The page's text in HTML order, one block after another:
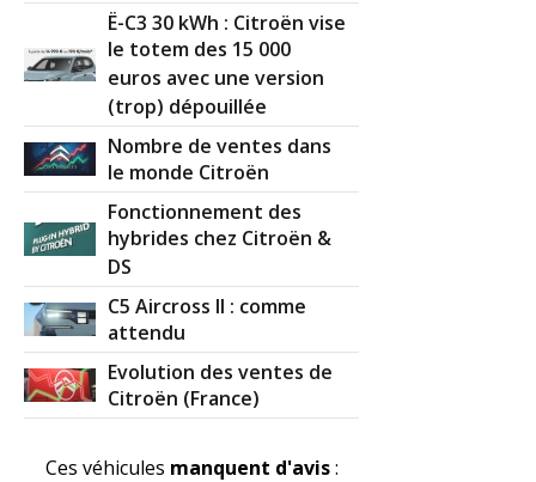
Ë-C3 30 kWh : Citroën vise
le totem des 15 000
euros avec une version
(trop) dépouillée
Nombre de ventes dans
le monde Citroën
Fonctionnement des
hybrides chez Citroën &
DS
C5 Aircross II : comme
attendu
Evolution des ventes de
Citroën (France)
Ces véhicules manquent d'avis: